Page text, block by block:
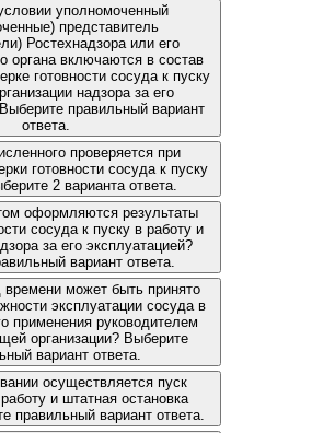
уполномоченный
представитель
Ростехнадзора или его
органа включаются в состав
готовности сосуда к пуску
надзора за его
правильный вариант
ответа.
проверяется при
готовности сосуда к пуску
2 варианта ответа.
оформляются результаты
сосуда к пуску в работу и
за его эксплуатацией?
вариант ответа.
времени может быть принято
эксплуатации сосуда в
применения руководителем
организации? Выберите
вариант ответа.
осуществляется пуск
и штатная остановка
правильный вариант ответа.